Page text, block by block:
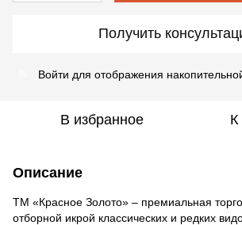
Получить
Войти для отображения
В избранное К
Описание
ТМ «Красное Золото» – премиальная
отборной икрой классических и редких